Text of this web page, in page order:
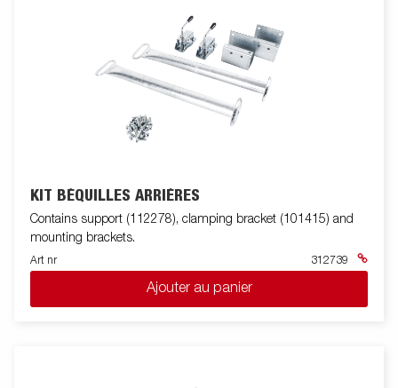
KIT BÉQUILLES ARRIÈRES
Contains support (112278), clamping bracket (101415) and
mounting brackets.
Art nr 312739
Ajouter au panier